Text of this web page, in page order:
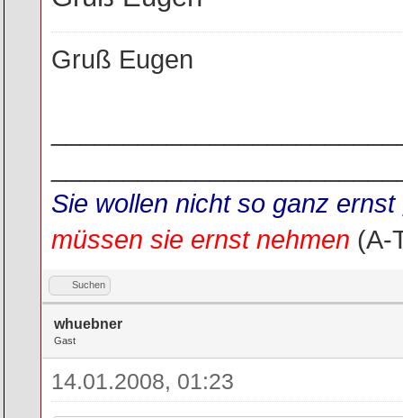
Gruß Eugen
Sie wollen nicht so ganz
müssen sie ernst nehmen (A-
Suchen
whuebner
Gast
14.01.2008, 01:23